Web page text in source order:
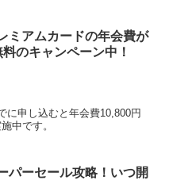
ミアムカードの年会費が
のキャンペーン中！
に申し込むと年会費10,800円
中です。
パーセール攻略！いつ開